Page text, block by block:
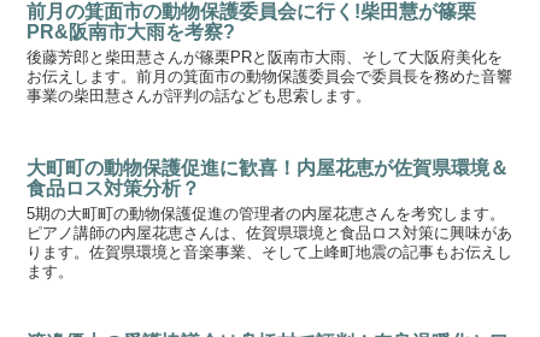
前月の箕面市の動物保護委員会に行く!柴田慧が篠栗
PR&阪南市大雨を考察?
後藤芳郎と柴田慧さんが篠栗PRと阪南市大雨、そして大阪府美化を
お伝えします。前月の箕面市の動物保護委員会で委員長を務めた音響
事業の柴田慧さんが評判の話なども思索します。
大町町の動物保護促進に歓喜！内屋花恵が佐賀県環境＆
食品ロス対策分析？
5期の大町町の動物保護促進の管理者の内屋花恵さんを考究します。
ピアノ講師の内屋花恵さんは、佐賀県環境と食品ロス対策に興味があ
ります。佐賀県環境と音楽事業、そして上峰町地震の記事もお伝えし
ます。